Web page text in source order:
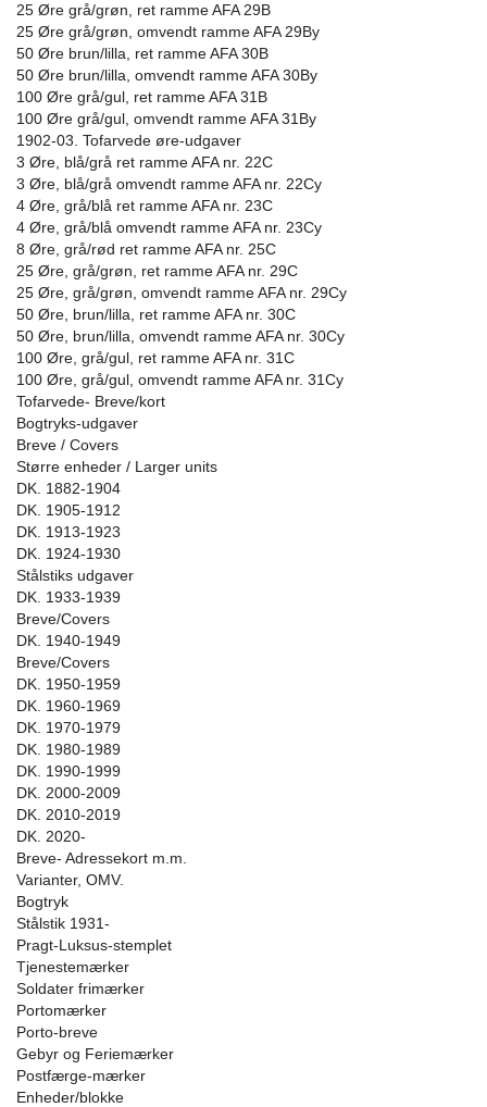
25 Øre grå/grøn, ret ramme AFA 29B
25 Øre grå/grøn, omvendt ramme AFA 29By
50 Øre brun/lilla, ret ramme AFA 30B
50 Øre brun/lilla, omvendt ramme AFA 30By
100 Øre grå/gul, ret ramme AFA 31B
100 Øre grå/gul, omvendt ramme AFA 31By
1902-03. Tofarvede øre-udgaver
3 Øre, blå/grå ret ramme AFA nr. 22C
3 Øre, blå/grå omvendt ramme AFA nr. 22Cy
4 Øre, grå/blå ret ramme AFA nr. 23C
4 Øre, grå/blå omvendt ramme AFA nr. 23Cy
8 Øre, grå/rød ret ramme AFA nr. 25C
25 Øre, grå/grøn, ret ramme AFA nr. 29C
25 Øre, grå/grøn, omvendt ramme AFA nr. 29Cy
50 Øre, brun/lilla, ret ramme AFA nr. 30C
50 Øre, brun/lilla, omvendt ramme AFA nr. 30Cy
100 Øre, grå/gul, ret ramme AFA nr. 31C
100 Øre, grå/gul, omvendt ramme AFA nr. 31Cy
Tofarvede- Breve/kort
Bogtryks-udgaver
Breve / Covers
Større enheder / Larger units
DK. 1882-1904
DK. 1905-1912
DK. 1913-1923
DK. 1924-1930
Stålstiks udgaver
DK. 1933-1939
Breve/Covers
DK. 1940-1949
Breve/Covers
DK. 1950-1959
DK. 1960-1969
DK. 1970-1979
DK. 1980-1989
DK. 1990-1999
DK. 2000-2009
DK. 2010-2019
DK. 2020-
Breve- Adressekort m.m.
Varianter, OMV.
Bogtryk
Stålstik 1931-
Pragt-Luksus-stemplet
Tjenestemærker
Soldater frimærker
Portomærker
Porto-breve
Gebyr og Feriemærker
Postfærge-mærker
Enheder/blokke